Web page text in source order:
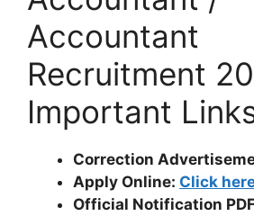
Accountant
Recruitment
Important
Correction
Apply Online: Click
Official Notification